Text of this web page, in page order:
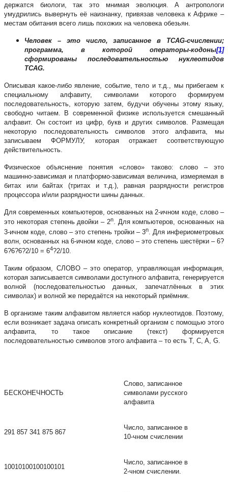
держатся биологи, так это мнимая эволюция. А антропологи
умудрились вывернуть её наизнанку, привязав человека к Африке –
местам обитания всего лишь похожих на человека обезьян.
Человек – это число, записанное в TCAG-счислении;
программа, в которой операторы-кодоны[1]
сформированы последовательностью нуклеотидов
TCAG.
Описывая какое-либо явление, событие, тело и т.д., мы прибегаем к
специальному алфавиту, символами которого формируем
последовательность, которую затем, будучи обучены этому языку,
свободно читаем. В современной физике используется смешанный
алфавит. Он состоит из цифр, букв и других символов. Размещая
некоторую последовательность символов этого алфавита, мы
записываем ФОРМУЛУ, которая отражает соответствующую
действительность.
Физическое объяснение понятия «слово» таково: слово – это
машинно-зависимая и платформо-зависимая величина, измеряемая в
битах или байтах (тритах и т.д.), равная разрядности регистров
процессора и/или разрядности шины данных.
Для современных компьютеров, основанных на 2-ичном коде, слово –
это некоторая степень двойки – 2n. Для компьютеров, основанных на
3-ичном коде, слово – это степень тройки – 3n. Для инфериометровых
волн, основанных на 6-ичном коде, слово – это степень шестёрки – 6?
6?6?6?2/10 = 64?2/10.
Таким образом, СЛОВО – это оператор, управляющая информация,
которая записывается символами доступного алфавита, генерируется
волной (последовательностью данных, запечатлённых в этих
символах) и волной же передаётся на некоторый приёмник.
В организме таким алфавитом является набор нуклеотидов. Поэтому,
если возникает задача описать конкретный организм с помощью этого
алфавита, то такое описание (текст) формируется
последовательностью символов этого алфавита – то есть T, C, A, G.
БЕСКОНЕЧНОСТЬ
Слово, записанное
символами русского
алфавита
291 857 341 875 867
Число, записанное в
10-чном счислении
10010100100100101
Число, записанное в
2-чном счислении.